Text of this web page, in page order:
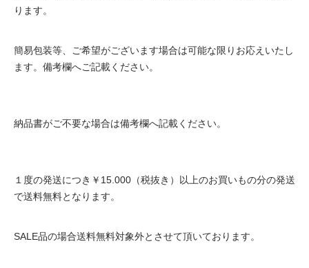
ります。
簡易包装等、ご希望がございます場合は可能な限りお応えいたし
ます。備考欄へご記載ください。
納品書がご不要な場合は備考欄へ記載ください。
１度の発送につき￥15.000（税抜き）以上のお買いもの分の発送
で送料無料となります。
SALE品の場合送料無料対象外とさせて頂いております。